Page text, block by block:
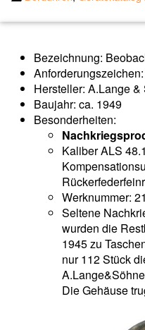
Bezeichnung:
Hersteller: A.Lange
Baujahr: ca. 1949
Besonderheiten:
Kaliber ALS
Werknummer:
Seltene
wurden die
1945 zu
nur 112 Stück
Die Gehäuse